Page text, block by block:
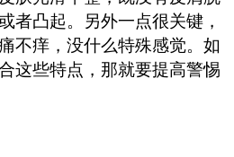
者凸起。另外一点很关键，
不痒，没什么特殊感觉。如
这些特点，那就要提高警惕